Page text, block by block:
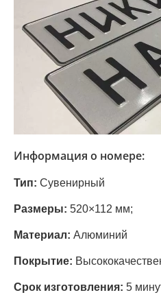
Информация о номере:
Тип: Сувенирный
Размеры: 520×112 мм;
Материал: Алюминий
Покрытие:
Срок изготовления: 5